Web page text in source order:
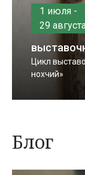
1 июля -
29
Цикл
нохчий»
Блог